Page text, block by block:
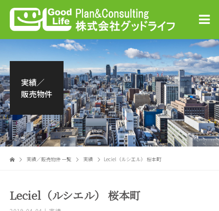
実績／
販売物件
実績／販売物件 一覧 実績 Leciel（ルシエル） 桜本町
Leciel（ルシエル） 桜本町